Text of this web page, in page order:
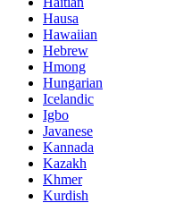
Hausa
Hawaiian
Hebrew
Hmong
Hungarian
Icelandic
Igbo
Javanese
Kannada
Kazakh
Khmer
Kurdish